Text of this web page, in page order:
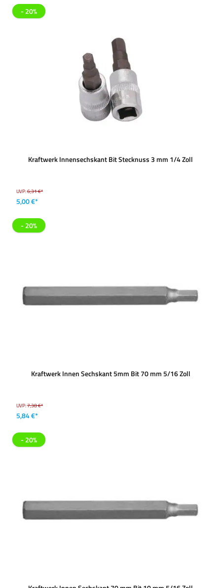
- 20%
Kraftwerk Innensechskant Bit Stecknuss 3 mm 1/4 Zoll
UVP:6,31 €*
5,00 €*
- 20%
Kraftwerk Innen Sechskant 5mm Bit 70 mm 5/16 Zoll
UVP:7,38 €*
5,84 €*
- 20%